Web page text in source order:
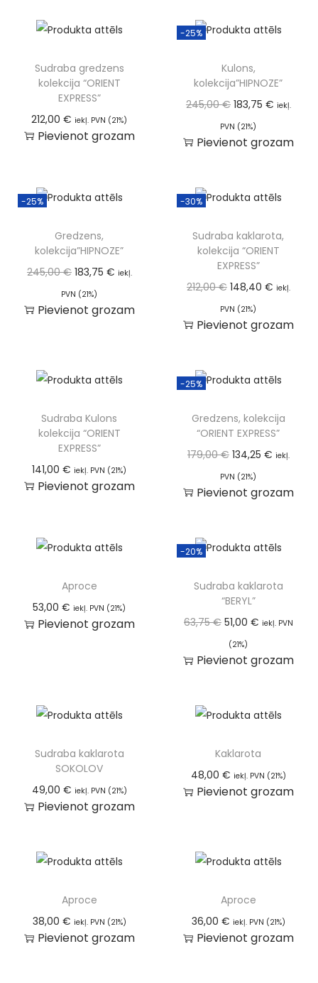
Sudraba gredzens
kolekcija “ORIENT
EXPRESS”
212,00€ iekļ. PVN (21%)
Pievienot grozam
-25%
Kulons,
kolekcija”HIPNOZE”
245,00€ 183,75 € iekļ.
PVN (21%)
Pievienot grozam
-25%
Gredzens,
kolekcija”HIPNOZE”
245,00€ 183,75 € iekļ.
PVN (21%)
Pievienot grozam
-30%
Sudraba kaklarota,
kolekcija “ORIENT
EXPRESS”
212,00€ 148,40 € iekļ.
PVN (21%)
Pievienot grozam
Sudraba Kulons
kolekcija “ORIENT
EXPRESS”
141,00€ iekļ. PVN (21%)
Pievienot grozam
-25%
Gredzens, kolekcija
“ORIENT EXPRESS”
179,00€ 134,25 € iekļ.
PVN (21%)
Pievienot grozam
Aproce
53,00€ iekļ. PVN (21%)
Pievienot grozam
-20%
Sudraba kaklarota
“BERYL”
63,75€ 51,00 € iekļ. PVN
(21%)
Pievienot grozam
Sudraba kaklarota
SOKOLOV
49,00 € iekļ. PVN (21%)
Pievienot grozam
Kaklarota
48,00 € iekļ. PVN (21%)
Pievienot grozam
Aproce
38,00 € iekļ. PVN (21%)
Pievienot grozam
Aproce
36,00 € iekļ. PVN (21%)
Pievienot grozam